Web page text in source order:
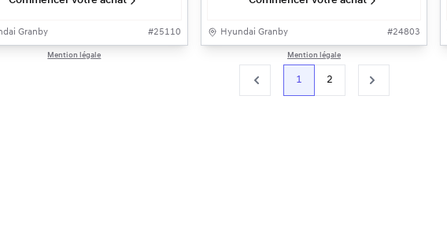
Granby #25110
Mention légale
Hyundai Granby #24803
Mention légale
1 2